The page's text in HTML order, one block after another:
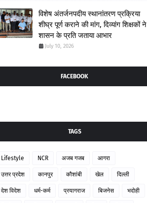
विशेष अंतर्जनपदीय स्थानांतरण प्रक्रिया
शीघ्र पूर्ण कराने की मांग, दिव्यांग शिक्षकों ने
शासन के प्रति जताया आभार
July 10, 2026
FACEBOOK
TAGS
Lifestyle NCR अजब गजब आगरा
उत्तर प्रदेश कानपुर कौशांबी खेल दिल्ली
देश विदेश धर्म-कर्म प्रयागराज बिजनेस भदोही